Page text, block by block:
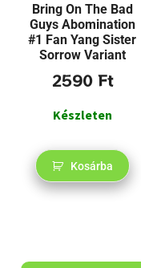
Bring On The Bad
Guys Abomination
#1 Fan Yang Sister
Sorrow Variant
2590Ft
Készleten
Kosárba